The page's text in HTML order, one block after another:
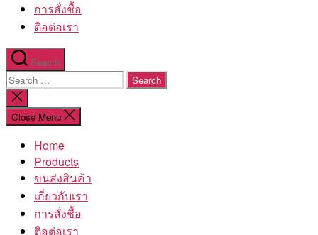
การสั่งชื้อ
ติอต่อเรา
Search
Search
for:
Close
search
Close Menu
Home
Products
ขนส่งสินค้า
เกี่ยวกับเรา
การสั่งชื้อ
ติอต่อเรา